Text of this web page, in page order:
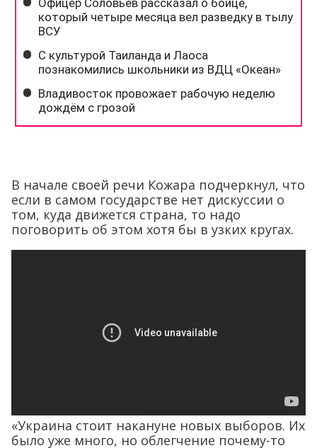
В начале своей речи Кожара подчеркнул, что
если в самом государстве нет дискуссии о
том, куда движется страна, то надо
поговорить об этом хотя бы в узких кругах.
«Украина стоит накануне новых выборов. Их
было уже много, но облегчение почему-то